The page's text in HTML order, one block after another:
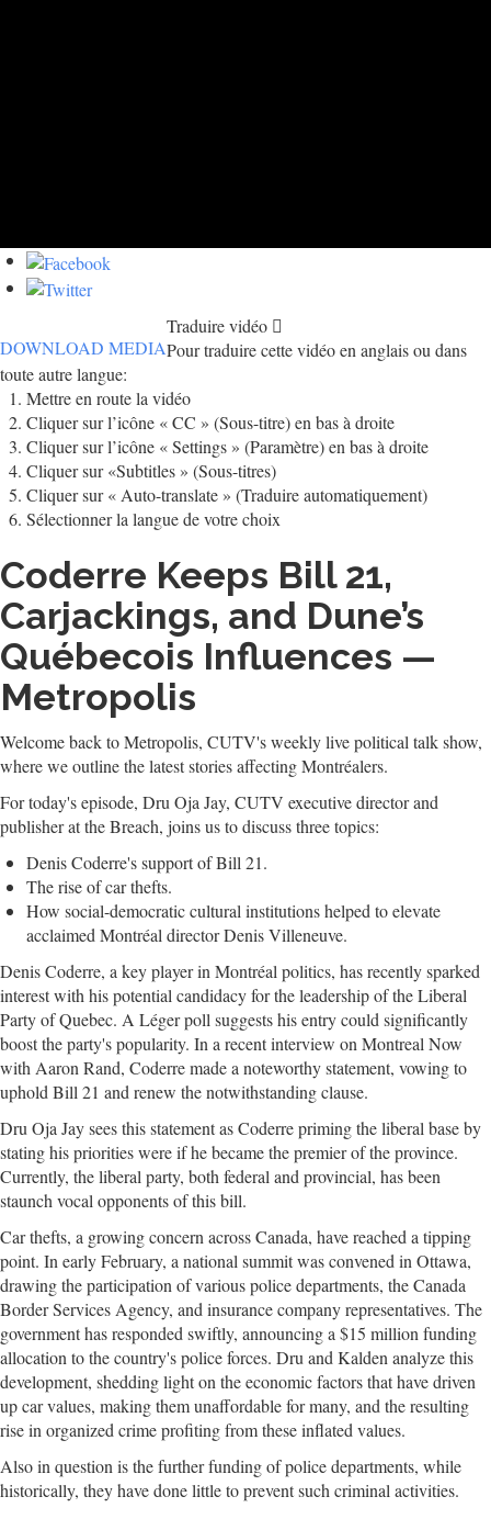
DOWNLOAD MEDIA
Traduire vidéo
Pour traduire cette vidéo en anglais ou dans
toute autre langue:
Mettre en route la vidéo
Cliquer sur l’icône « CC » (Sous-titre) en bas à droite
Cliquer sur l’icône « Settings » (Paramètre) en bas à droite
Cliquer sur «Subtitles » (Sous-titres)
Cliquer sur « Auto-translate » (Traduire automatiquement)
Sélectionner la langue de votre choix
Coderre Keeps Bill 21,
Carjackings, and Dune’s
Québecois Influences —
Metropolis
Welcome back to Metropolis, CUTV's weekly live political talk show,
where we outline the latest stories affecting Montréalers.
For today's episode, Dru Oja Jay, CUTV executive director and
publisher at the Breach, joins us to discuss three topics:
Denis Coderre's support of Bill 21.
The rise of car thefts.
How social-democratic cultural institutions helped to elevate
acclaimed Montréal director Denis Villeneuve.
Denis Coderre, a key player in Montréal politics, has recently sparked
interest with his potential candidacy for the leadership of the Liberal
Party of Quebec. A Léger poll suggests his entry could significantly
boost the party's popularity. In a recent interview on Montreal Now
with Aaron Rand, Coderre made a noteworthy statement, vowing to
uphold Bill 21 and renew the notwithstanding clause.
Dru Oja Jay sees this statement as Coderre priming the liberal base by
stating his priorities were if he became the premier of the province.
Currently, the liberal party, both federal and provincial, has been
staunch vocal opponents of this bill.
Car thefts, a growing concern across Canada, have reached a tipping
point. In early February, a national summit was convened in Ottawa,
drawing the participation of various police departments, the Canada
Border Services Agency, and insurance company representatives. The
government has responded swiftly, announcing a $15 million funding
allocation to the country's police forces. Dru and Kalden analyze this
development, shedding light on the economic factors that have driven
up car values, making them unaffordable for many, and the resulting
rise in organized crime profiting from these inflated values.
Also in question is the further funding of police departments, while
historically, they have done little to prevent such criminal activities.